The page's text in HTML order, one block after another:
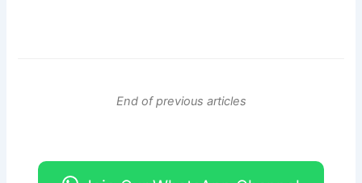
End of previous articles